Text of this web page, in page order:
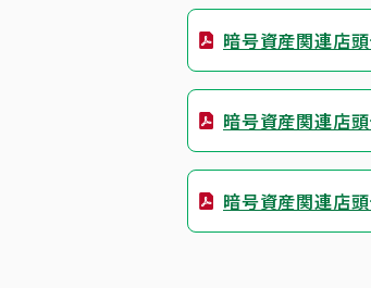
暗号資産関連店
暗号資産関連店
暗号資産関連店